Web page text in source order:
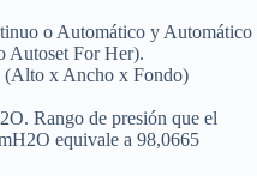
o Automático y Automático
Autoset For Her).
(Alto x Ancho x Fondo)
Rango de presión que el
equivale a 98,0665